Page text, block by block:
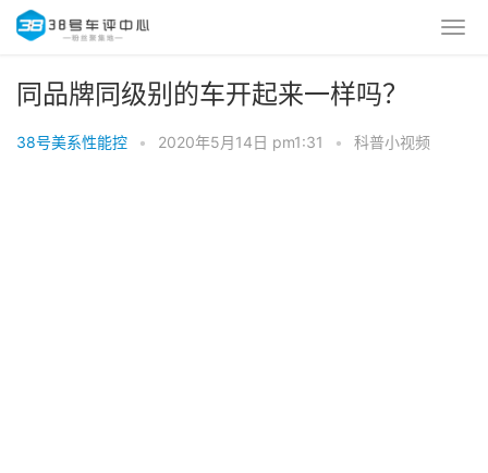
同品牌同级别的车开起来一样吗？
38号美系性能控 • 2020年5月14日 pm1:31 • 科普小视频